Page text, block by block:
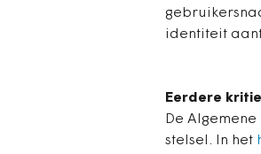
identiteit
Eerdere
De
stelsel. In het